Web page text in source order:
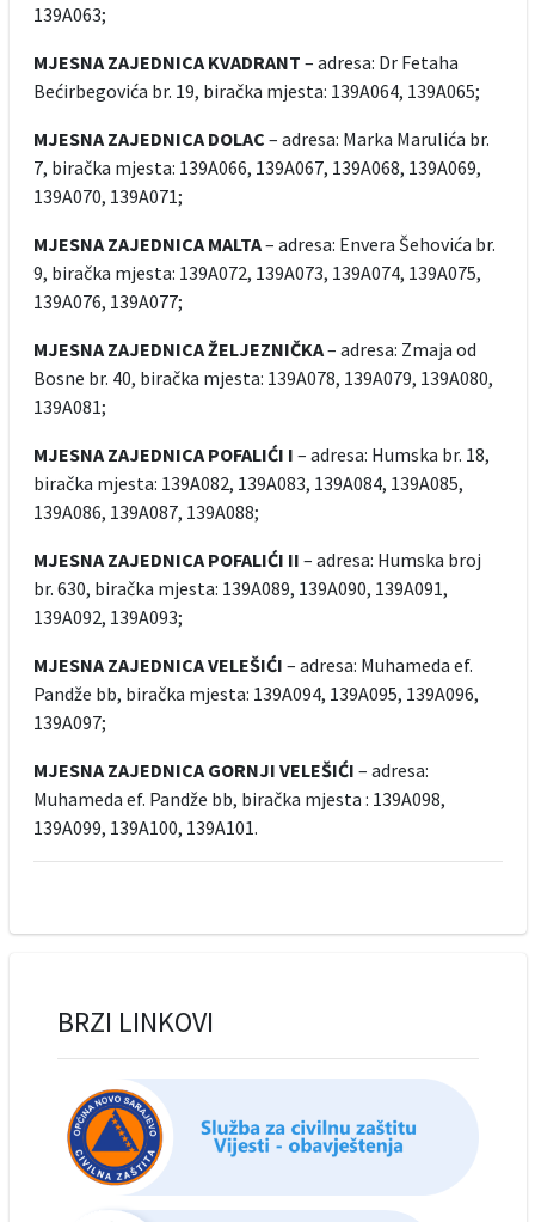
139A063;
MJESNA ZAJEDNICA KVADRANT – adresa: Dr Fetaha
Bećirbegovića br. 19, biračka mjesta: 139A064, 139A065;
MJESNA ZAJEDNICA DOLAC – adresa: Marka Marulića br.
7, biračka mjesta: 139A066, 139A067, 139A068, 139A069,
139A070, 139A071;
MJESNA ZAJEDNICA MALTA– adresa: Envera Šehovića br.
9, biračka mjesta: 139A072, 139A073, 139A074, 139A075,
139A076, 139A077;
MJESNA ZAJEDNICA ŽELJEZNIČKA– adresa: Zmaja od
Bosne br. 40, biračka mjesta: 139A078, 139A079, 139A080,
139A081;
MJESNA ZAJEDNICA POFALIĆI I – adresa: Humska br. 18,
biračka mjesta: 139A082, 139A083, 139A084, 139A085,
139A086, 139A087, 139A088;
MJESNA ZAJEDNICA POFALIĆI II – adresa: Humska broj
br. 630, biračka mjesta: 139A089, 139A090, 139A091,
139A092, 139A093;
MJESNA ZAJEDNICA VELEŠIĆI – adresa: Muhameda ef.
Pandže bb, biračka mjesta: 139A094, 139A095, 139A096,
139A097;
MJESNA ZAJEDNICA GORNJI VELEŠIĆI – adresa:
Muhameda ef. Pandže bb, biračka mjesta : 139A098,
139A099, 139A100, 139A101.
BRZI LINKOVI